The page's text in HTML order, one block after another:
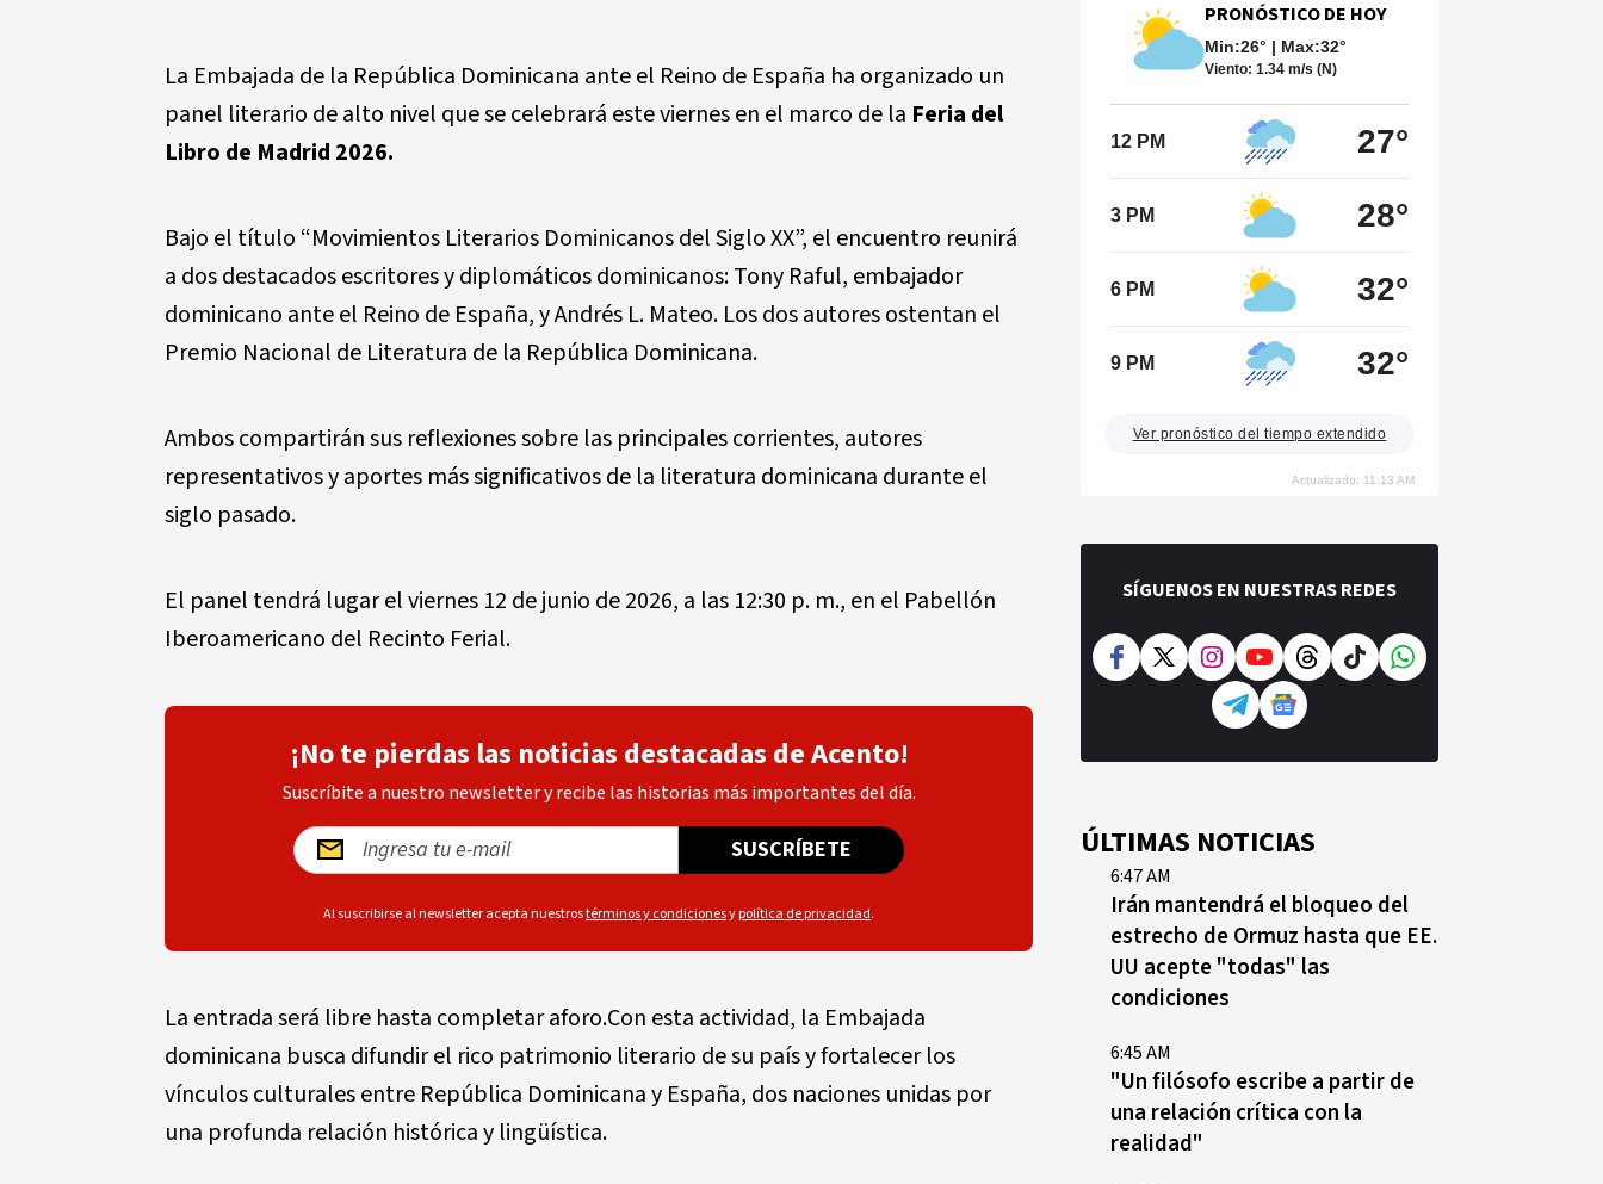
La Embajada de la República Dominicana ante el Reino de España ha organizado un
panel literario de alto nivel que se celebrará este viernes en el marco de la Feria del
Libro de Madrid 2026.
Bajo el título “Movimientos Literarios Dominicanos del Siglo XX”, el encuentro reunirá
a dos destacados escritores y diplomáticos dominicanos: Tony Raful, embajador
dominicano ante el Reino de España, y Andrés L. Mateo. Los dos autores ostentan el
Premio Nacional de Literatura de la República Dominicana.
Ambos compartirán sus reflexiones sobre las principales corrientes, autores
representativos y aportes más significativos de la literatura dominicana durante el
siglo pasado.
El panel tendrá lugar el viernes 12 de junio de 2026, a las 12:30 p. m., en el Pabellón
Iberoamericano del Recinto Ferial.
¡No te pierdas las noticias destacadas de Acento!
Suscríbite a nuestro newsletter y recibe las historias más importantes del día.
SUSCRÍBETE
Al suscribirse al newsletter acepta nuestrostérminos y condicionesypolítica de privacidad.
La entrada será libre hasta completar aforo.Con esta actividad, la Embajada
dominicana busca difundir el rico patrimonio literario de su país y fortalecer los
vínculos culturales entre República Dominicana y España, dos naciones unidas por
una profunda relación histórica y lingüística.
PRONÓSTICO DE HOY
Min:26° | Max:32°
Viento: 1.34 m/s (N)
12 PM 27°
3 PM 28°
6 PM 32°
9 PM 32°
Ver pronóstico del tiempo extendido
Actualizado: 11:13 AM
SÍGUENOS EN NUESTRAS REDES
ÚLTIMAS NOTICIAS
6:47 AM
Irán mantendrá el bloqueo del
estrecho de Ormuz hasta que EE.
UU acepte "todas" las
condiciones
6:45 AM
"Un filósofo escribe a partir de
una relación crítica con la
realidad"